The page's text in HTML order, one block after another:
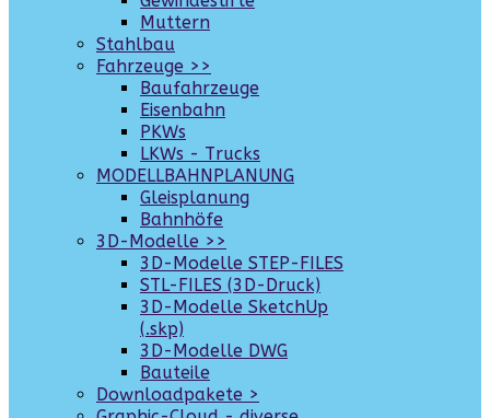
Muttern
Stahlbau
Fahrzeuge >>
Baufahrzeuge
Eisenbahn
PKWs
LKWs - Trucks
MODELLBAHNPLANUNG
Gleisplanung
Bahnhöfe
3D-Modelle >>
3D-Modelle STEP-FILES
STL-FILES (3D-Druck)
3D-Modelle SketchUp
(.skp)
3D-Modelle DWG
Bauteile
Downloadpakete >